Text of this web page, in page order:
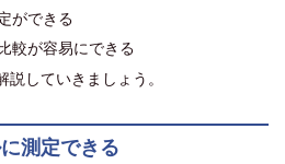
ができる
較が容易にできる
していきましょう。
測定できる